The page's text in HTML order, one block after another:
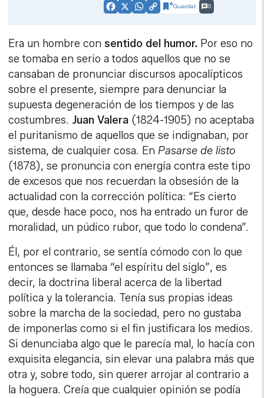
Facebook
X WhatsApp
CopyGuardar 0
Era un hombre consentido del humor. Por eso no
se tomaba en serio a todos aquellos que no se
cansaban de pronunciar discursos apocalípticos
sobre el presente, siempre para denunciar la
supuesta degeneración de los tiempos y de las
costumbres. Juan Valera (1824-1905) no aceptaba
el puritanismo de aquellos que se indignaban, por
sistema, de cualquier cosa. EnPasarse de listo
(1878), se pronuncia con energía contra este tipo
de excesos que nos recuerdan la obsesión de la
actualidad con la corrección política: “Es cierto
que, desde hace poco, nos ha entrado un furor de
moralidad, un púdico rubor, que todo lo condena”.
Él, por el contrario, se sentía cómodo con lo que
entonces se llamaba “el espíritu del siglo”, es
decir, la doctrina liberal acerca de la libertad
política y la tolerancia. Tenía sus propias ideas
sobre la marcha de la sociedad, pero no gustaba
de imponerlas como si el fin justificara los medios.
Si denunciaba algo que le parecía mal, lo hacía con
exquisita elegancia, sin elevar una palabra más que
otra y, sobre todo, sin querer arrojar al contrario a
la hoguera. Creía que cualquier opinión se podía